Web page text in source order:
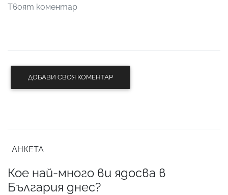
ДОБАВИ СВОЯ КОМЕНТАР
АНКЕТА
Кое най-много ви ядосва в
България днес?